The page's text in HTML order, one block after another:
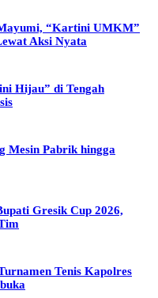
“Kartini UMKM”
Aksi Nyata
Hijau” di Tengah
Mesin Pabrik hingga
Gresik Cup 2026,
Tenis Kapolres